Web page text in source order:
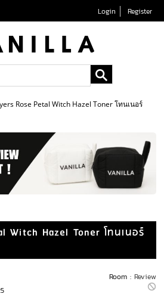
Login Register
Rose Petal Witch Hazel Toner โทนเนอร์
Witch Hazel Toner โทนเนอร์
Room : Review